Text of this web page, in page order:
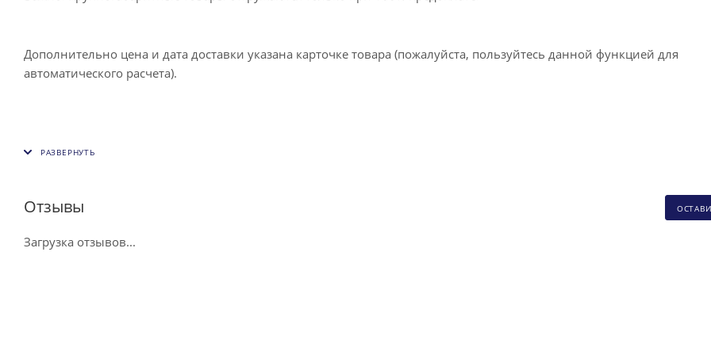
Дополнительно цена и дата доставки указана карточке товара (пожалуйста, пользуйтесь данной функцией для
автоматического расчета).
Отзывы
Загрузка отзывов...